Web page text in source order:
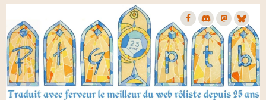
Aller
contenu
principal